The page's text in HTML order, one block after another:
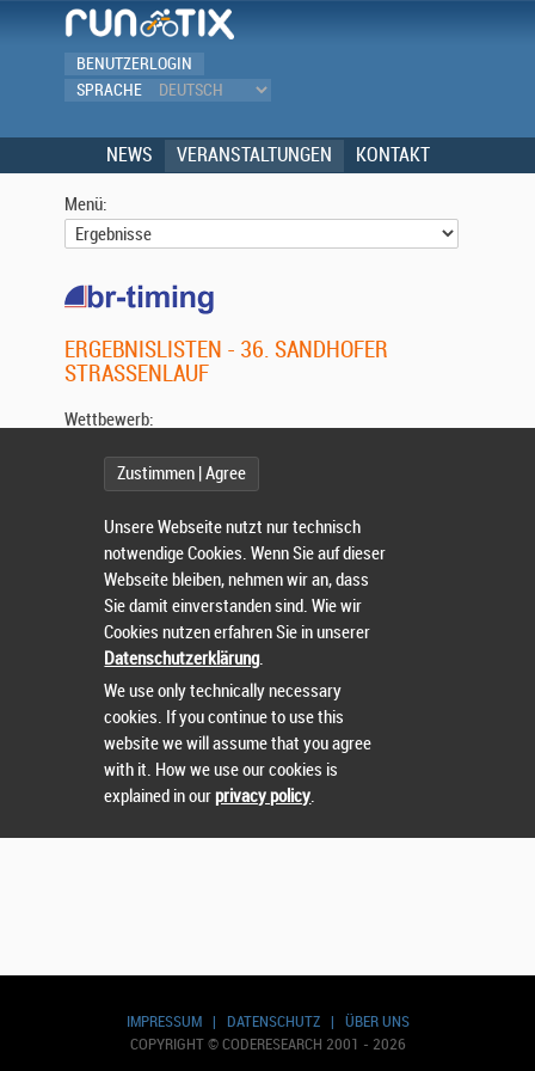
BENUTZERLOGIN
SPRACHE
NEWS VERANSTALTUNGEN KONTAKT
Menü:
ERGEBNISLISTEN - 36. SANDHOFER
STRASSENLAUF
IMPRESSUM| DATENSCHUTZ| ÜBER UNS
COPYRIGHT © CODERESEARCH 2001 - 2026
Wettbewerb:
Wählen Sie einen Wettbewerb.
Zustimmen | Agree
Unsere Webseite nutzt nur technisch
notwendige Cookies. Wenn Sie auf dieser
Webseite bleiben, nehmen wir an, dass
Sie damit einverstanden sind. Wie wir
Cookies nutzen erfahren Sie in unserer
Datenschutzerklärung.
We use only technically necessary
cookies. If you continue to use this
website we will assume that you agree
with it. How we use our cookies is
explained in ourprivacy policy.